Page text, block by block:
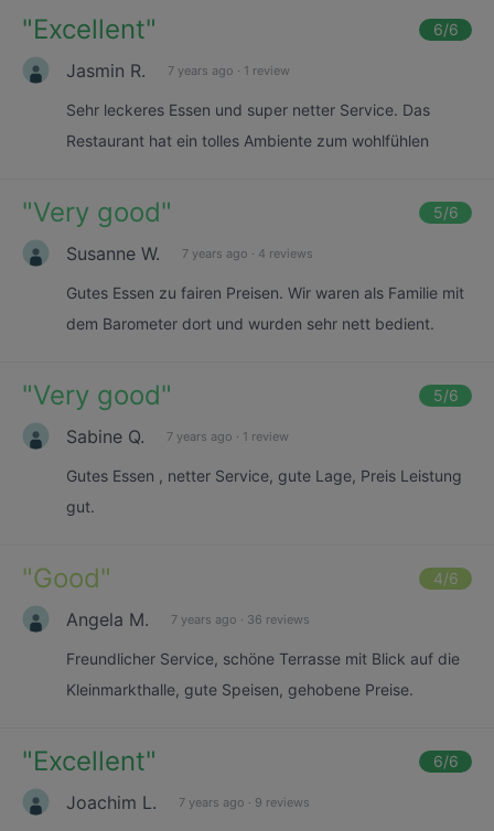
"Excellent" 6/6
Jasmin R. 7 years ago · 1 review
Sehr leckeres Essen und super netter Service. Das
Restaurant hat ein tolles Ambiente zum wohlfühlen
"Very good" 5/6
Susanne W. 7 years ago · 4 reviews
Gutes Essen zu fairen Preisen. Wir waren als Familie mit
dem Barometer dort und wurden sehr nett bedient.
"Very good" 5/6
Sabine Q. 7 years ago · 1 review
Gutes Essen , netter Service, gute Lage, Preis Leistung
gut.
"Good" 4/6
Angela M. 7 years ago · 36 reviews
Freundlicher Service, schöne Terrasse mit Blick auf die
Kleinmarkthalle, gute Speisen, gehobene Preise.
"Excellent" 6/6
Joachim L. 7 years ago · 9 reviews